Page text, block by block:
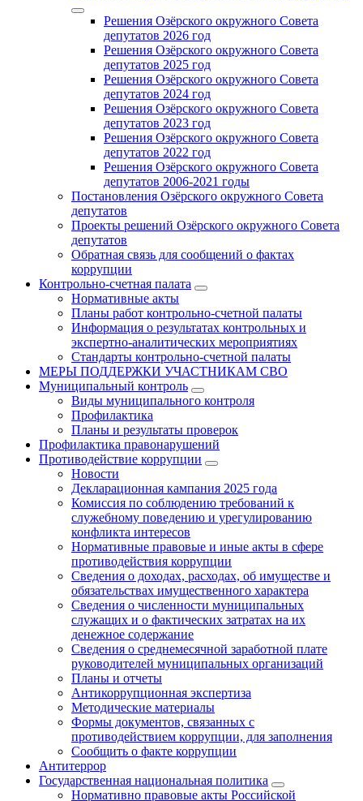
Решения Озёрского окружного Совета
депутатов 2026 год
Решения Озёрского окружного Совета
депутатов 2025 год
Решения Озёрского окружного Совета
депутатов 2024 год
Решения Озёрского окружного Совета
депутатов 2023 год
Решения Озёрского окружного Совета
депутатов 2022 год
Решения Озёрского окружного Совета
депутатов 2006-2021 годы
Постановления Озёрского окружного Совета
депутатов
Проекты решений Озёрского окружного Совета
депутатов
Обратная связь для сообщений о фактах
коррупции
Контрольно-счетная палата
Нормативные акты
Планы работ контрольно-счетной палаты
Информация о результатах контрольных и
экспертно-аналитических мероприятиях
Стандарты контрольно-счетной палаты
МЕРЫ ПОДДЕРЖКИ УЧАСТНИКАМ СВО
Муниципальный контроль
Виды муниципального контроля
Профилактика
Планы и результаты проверок
Профилактика правонарушений
Противодействие коррупции
Новости
Декларационная кампания 2025 года
Комиссия по соблюдению требований к
служебному поведению и урегулированию
конфликта интересов
Нормативные правовые и иные акты в сфере
противодействия коррупции
Сведения о доходах, расходах, об имуществе и
обязательствах имущественного характера
Сведения о численности муниципальных
служащих и о фактических затратах на их
денежное содержание
Сведения о среднемесячной заработной плате
руководителей муниципальных организаций
Планы и отчеты
Антикоррупционная экспертиза
Методические материалы
Формы документов, связанных с
противодействием коррупции, для заполнения
Сообщить о факте коррупции
Антитеррор
Государственная национальная политика
Нормативно правовые акты Российской